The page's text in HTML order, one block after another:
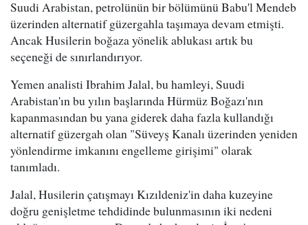
Suudi Arabistan, petrolünün bir bölümünü Babu'l Mendeb
üzerinden alternatif güzergahla taşımaya devam etmişti.
Ancak Husilerin boğaza yönelik ablukası artık bu
seçeneği de sınırlandırıyor.
Yemen analisti Ibrahim Jalal, bu hamleyi, Suudi
Arabistan'ın bu yılın başlarında Hürmüz Boğazı'nın
kapanmasından bu yana giderek daha fazla kullandığı
alternatif güzergah olan "Süveyş Kanalı üzerinden yeniden
yönlendirme imkanını engelleme girişimi" olarak
tanımladı.
Jalal, Husilerin çatışmayı Kızıldeniz'in daha kuzeyine
doğru genişletme tehdidinde bulunmasının iki nedeni